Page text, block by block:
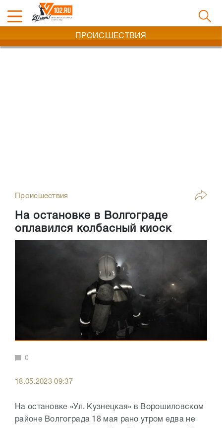
ПРОИСШЕСТВИЯ
Происшествия
На остановке в Волгограде
оплавился колбасный киоск
0
18.05.2023 09:37
На остановке «Ул. Кузнецкая» в Ворошиловском
районе Волгограда 18 мая рано утром едва не